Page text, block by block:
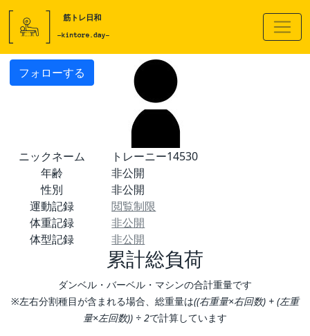
フォローする
ニックネーム
トレーニー14530
年齢
非公開
性別
非公開
運動記録
閲覧制限
体重記録
非公開
体型記録
非公開
累計総負荷
ダンベル・バーベル・マシンの合計重量です
※左右分割種目が含まれる場合、総重量は((右重量×右回数) + (左重
量×左回数)) ÷ 2で計算しています